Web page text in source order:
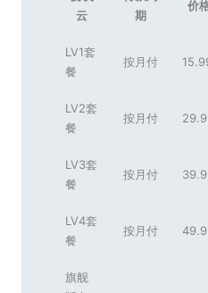
云
期
价
LV1套
餐
按月付
LV2套
餐
按月付
LV3套
餐
按月付
LV4套
餐
按月付
旗舰